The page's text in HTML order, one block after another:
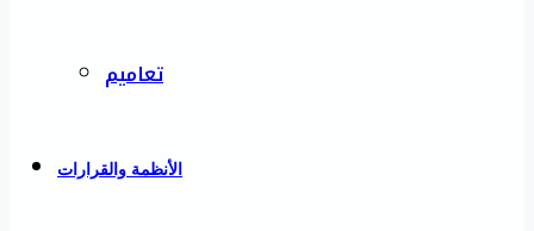
تعاميم
الأنظمة والقرارات